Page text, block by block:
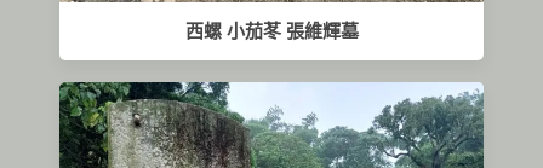
西螺 小茄苳 張維輝墓